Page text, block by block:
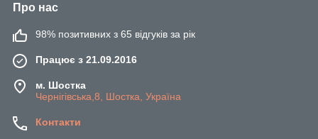
Про нас
98% позитивних з 65 відгуків за рік
Працює з 21.09.2016
м. Шостка
Чернігівська,8, Шостка, Україна
Контакти